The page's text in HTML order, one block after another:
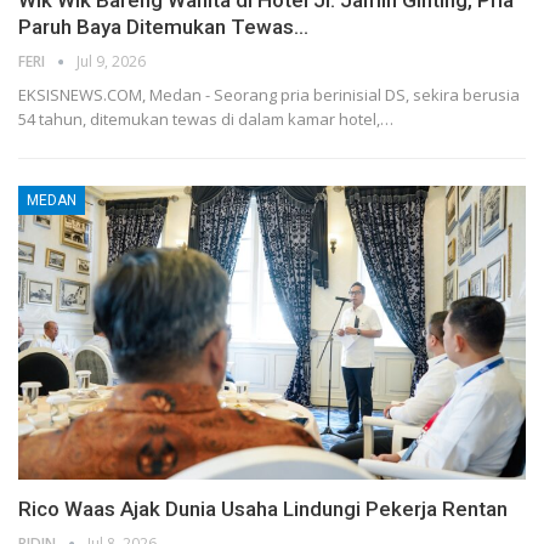
Paruh Baya Ditemukan Tewas…
FERI Jul 9, 2026
EKSISNEWS.COM, Medan - Seorang pria berinisial DS, sekira berusia
54 tahun, ditemukan tewas di dalam kamar hotel,…
MEDAN
Rico Waas Ajak Dunia Usaha Lindungi Pekerja Rentan